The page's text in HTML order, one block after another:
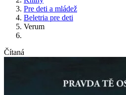
Pre deti a mládež
Beletria pre deti
Verum
Čítaná